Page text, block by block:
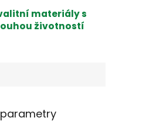
materiály s
životností